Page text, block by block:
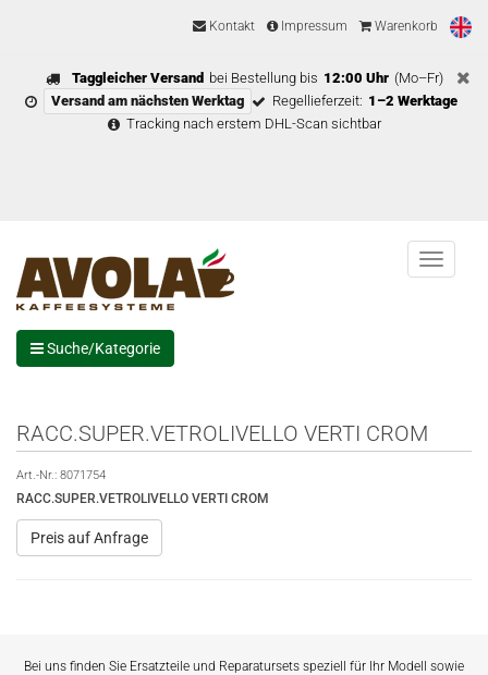
Kontakt Impressum Warenkorb
Taggleicher Versand bei Bestellung bis 12:00 Uhr (Mo–Fr)
Versand am nächsten Werktag
Regellieferzeit: 1–2 Werktage
Tracking nach erstem DHL-Scan sichtbar
Menu
Suche/Kategorie
RACC.SUPER.VETROLIVELLO VERTI CROM
Art.-Nr.: 8071754
RACC.SUPER.VETROLIVELLO VERTI CROM
Preis auf Anfrage
Bei uns finden Sie Ersatzteile und Reparatursets speziell für Ihr Modell sowie